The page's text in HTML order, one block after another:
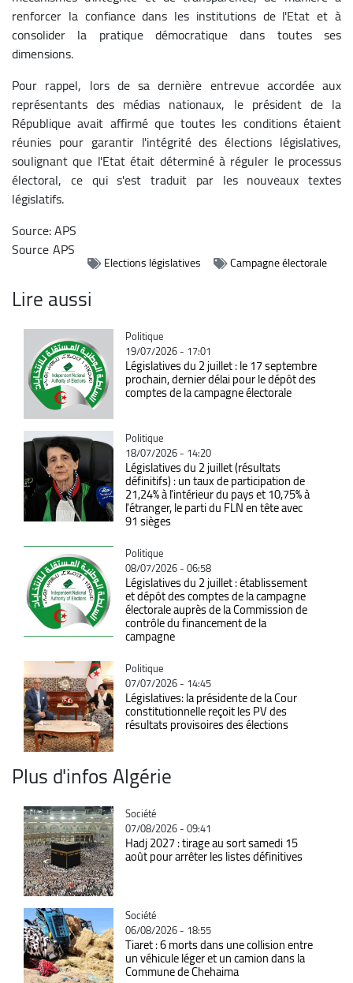
renforcer la confiance dans les institutions de l'Etat et à
consolider la pratique démocratique dans toutes ses
dimensions.
Pour rappel, lors de sa dernière entrevue accordée aux
représentants des médias nationaux, le président de la
République avait affirmé que toutes les conditions étaient
réunies pour garantir l'intégrité des élections législatives,
soulignant que l'Etat était déterminé à réguler le processus
électoral, ce qui s'est traduit par les nouveaux textes
législatifs.
Source: APS
SourceAPS
Elections législatives Campagne électorale
Lire aussi
Catégorie
Politique
19/07/2026 - 17:01
Législatives du 2 juillet : le 17 septembre
prochain, dernier délai pour le dépôt des
comptes de la campagne électorale
Catégorie
Politique
18/07/2026 - 14:20
Législatives du 2 juillet (résultats
définitifs) : un taux de participation de
21,24% à l'intérieur du pays et 10,75% à
l'étranger, le parti du FLN en tête avec
91 sièges
Catégorie
Politique
08/07/2026 - 06:58
Législatives du 2 juillet : établissement
et dépôt des comptes de la campagne
électorale auprès de la Commission de
contrôle du financement de la
campagne
Catégorie
Politique
07/07/2026 - 14:45
Législatives: la présidente de la Cour
constitutionnelle reçoit les PV des
résultats provisoires des élections
Plus d'infos Algérie
Catégorie
Société
07/08/2026 - 09:41
Hadj 2027 : tirage au sort samedi 15
août pour arrêter les listes définitives
Catégorie
Société
06/08/2026 - 18:55
Tiaret : 6 morts dans une collision entre
un véhicule léger et un camion dans la
Commune de Chehaima